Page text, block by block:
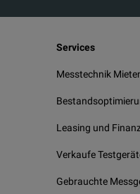
Services
Messtechnik
Leasing und
Verkaufe
Gebrauchte